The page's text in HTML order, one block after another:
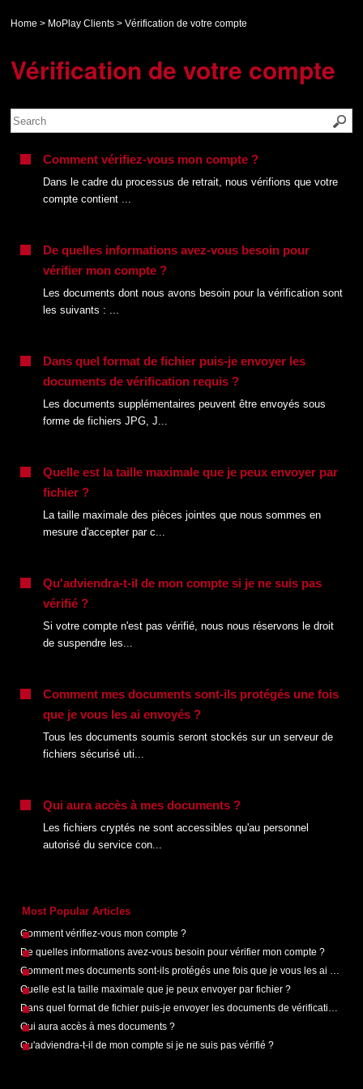
Home > MoPlay Clients > Vérification de votre compte
Vérification de votre compte
Comment vérifiez-vous mon compte ?
Dans le cadre du processus de retrait, nous vérifions que votre
compte contient ...
De quelles informations avez-vous besoin pour
vérifier mon compte ?
Les documents dont nous avons besoin pour la vérification sont
les suivants : ...
Dans quel format de fichier puis-je envoyer les
documents de vérification requis ?
Les documents supplémentaires peuvent être envoyés sous
forme de fichiers JPG, J...
Quelle est la taille maximale que je peux envoyer par
fichier ?
La taille maximale des pièces jointes que nous sommes en
mesure d'accepter par c...
Qu'adviendra-t-il de mon compte si je ne suis pas
vérifié ?
Si votre compte n'est pas vérifié, nous nous réservons le droit
de suspendre les...
Comment mes documents sont-ils protégés une fois
que je vous les ai envoyés ?
Tous les documents soumis seront stockés sur un serveur de
fichiers sécurisé uti...
Qui aura accès à mes documents ?
Les fichiers cryptés ne sont accessibles qu'au personnel
autorisé du service con...
Most Popular Articles
Comment vérifiez-vous mon compte ?
De quelles informations avez-vous besoin pour vérifier mon compte ?
Comment mes documents sont-ils protégés une fois que je vous les ai envoyés ?
Quelle est la taille maximale que je peux envoyer par fichier ?
Dans quel format de fichier puis-je envoyer les documents de vérification requis ?
Qui aura accès à mes documents ?
Qu'adviendra-t-il de mon compte si je ne suis pas vérifié ?